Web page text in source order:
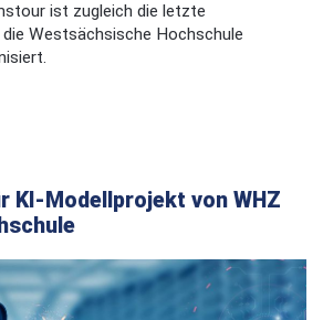
ist zugleich die letzte
Westsächsische Hochschule
KI-Modellprojekt von WHZ